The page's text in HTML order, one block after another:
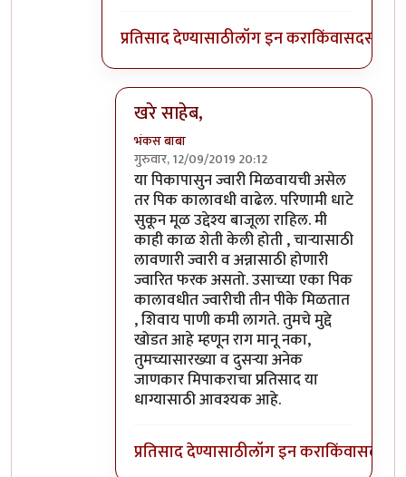
प्रतिसाद देण्यासाठीलॉग इन कराकिंवासदस्य व्हा
खरे साहेब,
भंकस बाबा
गुरुवार, 12/09/2019 20:12
In reply toज्वारी पासून इथेनॉल तयार
या पिकापासुन ज्वारी मिळवायची असेल
तर पिक कालावधी वाढेल. परिणामी धाटे
सुकून मूळ उद्देश्य बाजूला राहिल. मी
काही काळ शेती केली होती , चाऱ्यासाठी
लावणारी ज्वारी व अन्नासाठी होणारी
ज्वारित फरक असतो. उसाच्या एका पिक
कालावधीत ज्वारीची तीन पीके मिळतात
, शिवाय पाणी कमी लागते. तुमचे मुद्दे
खोडत आहे म्हणून राग मानू नका,
तुमच्यासारख्या व दुसऱ्या अनेक
जाणकार मिपाकराचा प्रतिसाद या
धाग्यासाठी आवश्यक आहे.
प्रतिसाद देण्यासाठीलॉग इन कराकिंवासदस्य